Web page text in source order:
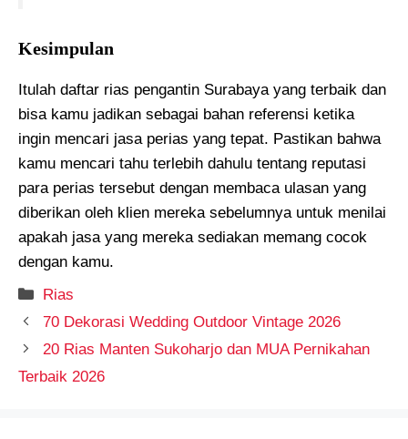
Kesimpulan
Itulah daftar rias pengantin Surabaya yang terbaik dan
bisa kamu jadikan sebagai bahan referensi ketika
ingin mencari jasa perias yang tepat. Pastikan bahwa
kamu mencari tahu terlebih dahulu tentang reputasi
para perias tersebut dengan membaca ulasan yang
diberikan oleh klien mereka sebelumnya untuk menilai
apakah jasa yang mereka sediakan memang cocok
dengan kamu.
Kategori
Rias
70 Dekorasi Wedding Outdoor Vintage 2026
20 Rias Manten Sukoharjo dan MUA Pernikahan
Terbaik 2026